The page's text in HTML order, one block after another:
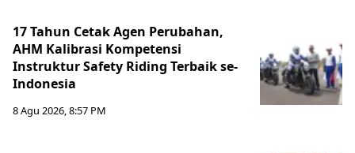
17 Tahun Cetak Agen Perubahan,
AHM Kalibrasi Kompetensi
Instruktur Safety Riding Terbaik se-
Indonesia
8 Agu 2026, 8:57 PM